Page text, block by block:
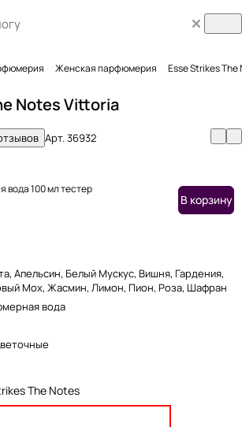
Женская парфюмерия Esse Strikes
Notes Vittoria
Арт.36932
100 мл тестер
В корзину
Апельсин, Белый Мускус, Вишня, Гардения,
Мох, Жасмин, Лимон, Пион, Роза, Шафран
вода
The Notes